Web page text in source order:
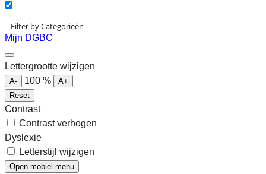
Filter by Categorieën
Mijn DGBC
Lettergrootte wijzigen
A- 100 %
A+
Reset
Contrast
Contrast verhogen
Dyslexie
Letterstijl wijzigen
Open mobiel menu